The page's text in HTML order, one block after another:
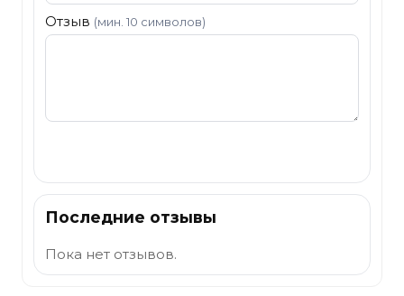
Отзыв (мин. 10 символов)
Последние отзывы
Пока нет отзывов.